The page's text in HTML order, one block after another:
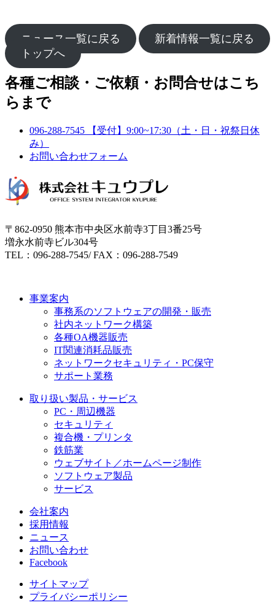
ニュース一覧に戻る
新着情報一覧に戻る
トップへ
各種ご相談・ご依頼・お問合せはこち
らまで
096-288-7545
【受付】9:00~17:30（土・日・祝祭日休
み）
お問い合わせフォーム
〒862-0950 熊本市中央区水前寺3丁目3番25号
増永水前寺ビル304号
TEL：096-288-7545/ FAX：096-288-7549
事業案内
事務系のソフトウェアの開発・販売
社内ネットワーク構築
各種OA機器販売
IT関連消耗品販売
ネットワークセキュリティ・PC保守
サポート業務
取り扱い製品・サービス
PC・周辺機器
セキュリティ
複合機・プリンタ
鉄筋業
ウェブサイト／ホームページ制作
ソフトウェア製品
サービス
会社案内
採用情報
ニュース
お問い合わせ
Facebook
サイトマップ
プライバシーポリシー